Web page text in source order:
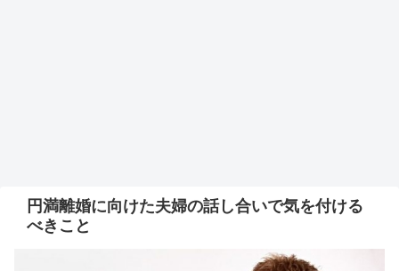
円満離婚に向けた夫婦の話し合いで気を付ける
べきこと